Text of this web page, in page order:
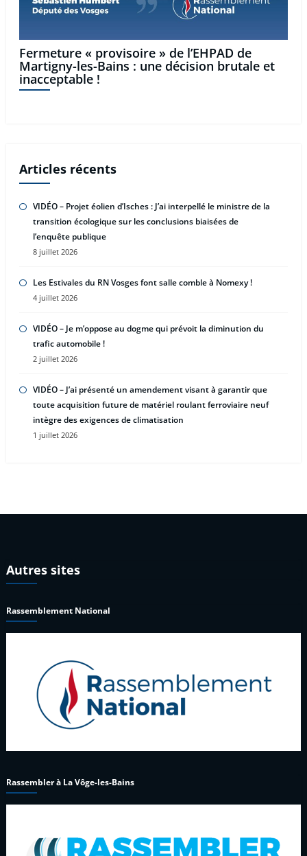
Fermeture « provisoire » de l’EHPAD de
Martigny-les-Bains : une décision brutale et
inacceptable !
Articles récents
VIDÉO – Projet éolien d’Isches : J’ai interpellé le ministre de la
transition écologique sur les conclusions biaisées de
l’enquête publique
8 juillet 2026
Les Estivales du RN Vosges font salle comble à Nomexy !
4 juillet 2026
VIDÉO – Je m’oppose au dogme qui prévoit la diminution du
trafic automobile !
2 juillet 2026
VIDÉO – J’ai présenté un amendement visant à garantir que
toute acquisition future de matériel roulant ferroviaire neuf
intègre des exigences de climatisation
1 juillet 2026
Autres sites
Rassemblement National
Rassembler à La Vôge-les-Bains